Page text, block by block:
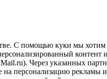
С помощью куки мы хотим
контент
Через указанных
на персонализацию